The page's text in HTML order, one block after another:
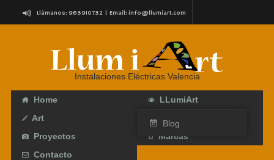
Llámanos: 963910732 | Email: info@llumiart.com
Instalaciones Eléctricas Valencia
Home LLumiArt
Blog
Art
Servicios
Proyectos
Marcas
Contacto